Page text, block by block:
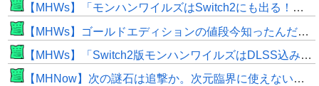
【MHWs】「モンハンワイルズはSwitch2にも出る！」👈こいつにかけたい言葉ｗｗｗｗｗｗｗｗｗ
【MHWs】ゴールドエディションの値段今知ったんだけどやっっっっっっすwwwww
【MHWs】「Switch2版モンハンワイルズはDLSS込みで最大1440p動作」
【MHNow】次の謎石は追撃か。次元臨界に使えない時点で闘気活性以下のスキルだわ